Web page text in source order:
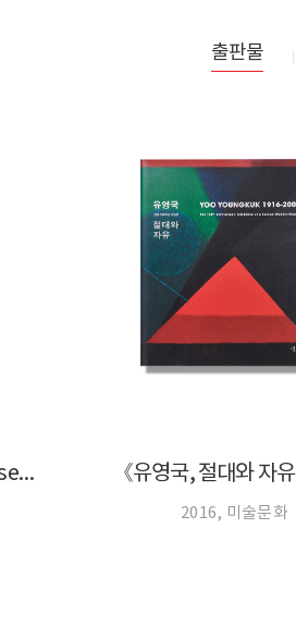
출판물
Yoo Youngkuk: Quintessence 《유영국, 절대와 자
2016, 미술문화